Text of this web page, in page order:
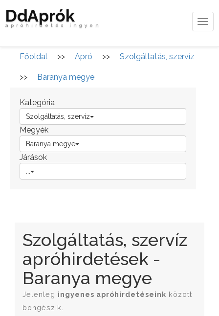
DdAprók
apróhirdetés ingyen
Főoldal >> Apró >> Szolgáltatás, szervíz
>> Baranya megye
Kategória
Szolgáltatás, szervíz
Megyék
Baranya megye
Járások
Szolgáltatás, szervíz
apróhirdetések -
Baranya megye
Jelenleg ingyenes apróhirdetéseink között
böngészik.